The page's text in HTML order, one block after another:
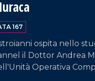
167
ospita nello
il Dottor Andrea
Operativa